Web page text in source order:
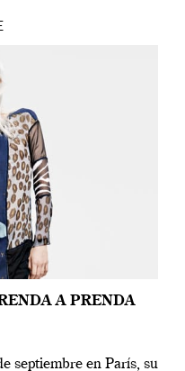
A PRENDA
septiembre en París, su